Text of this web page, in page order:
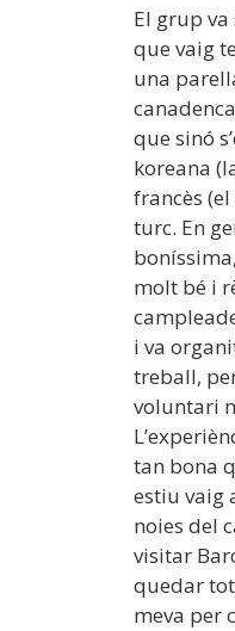
El grup
que vaig
una
que sinó
koreana
francès
turc. En
molt bé i
i va
treball,
voluntari
tan bona
estiu vaig
noies del
visitar
quedar tot
meva per